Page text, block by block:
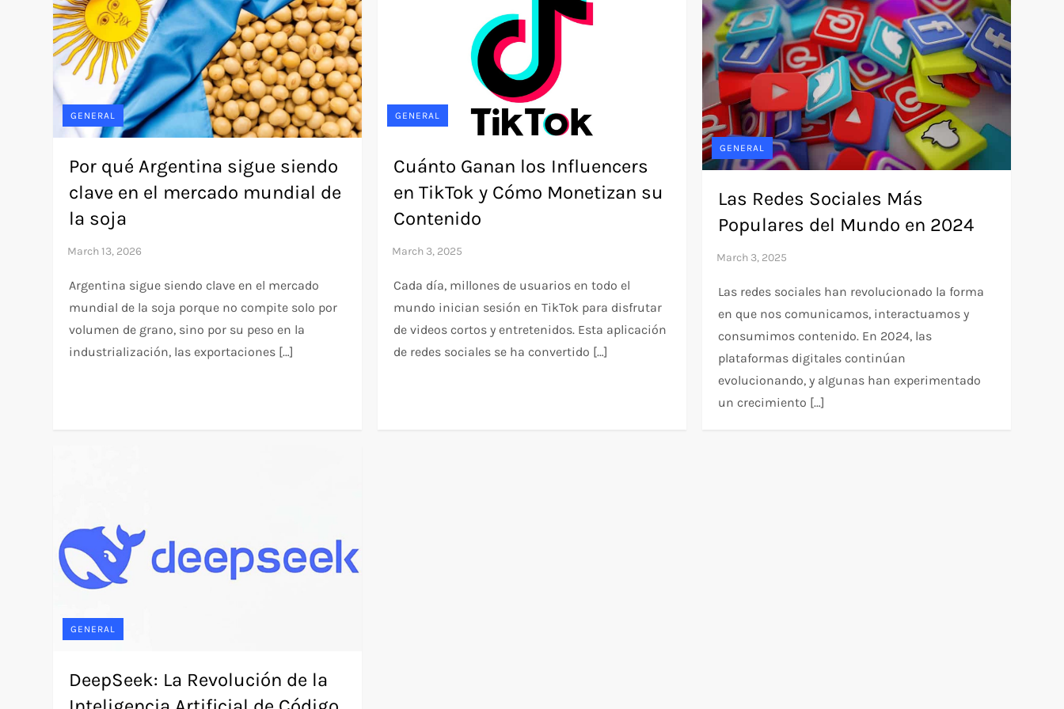
GENERAL
Por qué Argentina sigue siendo
clave en el mercado mundial de
la soja
Argentina sigue siendo clave en el mercado
mundial de la soja porque no compite solo por
volumen de grano, sino por su peso en la
industrialización, las exportaciones […]
GENERAL
Cuánto Ganan los Influencers
en TikTok y Cómo Monetizan su
Contenido
Cada día, millones de usuarios en todo el
mundo inician sesión en TikTok para disfrutar
de videos cortos y entretenidos. Esta aplicación
de redes sociales se ha convertido […]
GENERAL
Las Redes Sociales Más
Populares del Mundo en 2024
Las redes sociales han revolucionado la forma
en que nos comunicamos, interactuamos y
consumimos contenido. En 2024, las
plataformas digitales continúan
evolucionando, y algunas han experimentado
un crecimiento […]
GENERAL
DeepSeek: La Revolución de la